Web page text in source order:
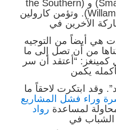
(Smart-ups Pub Talks) و (the Southern
Willamette Angel Network). وتؤمن كارولين
الآخرين في
هي أيضاً من التوجيه
من أن تصل إلى ما
كمينغز: “أعتقد أن سر
يكمن
وقد ابتكرت لاحقاً ما
وراء فشل المشاريع
لمساعدة رواد
الشباب في